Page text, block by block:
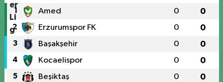
1 Amed 0 0
2 Erzurumspor FK 0 0
3 Başakşehir 0 0
4 Kocaelispor 0 0
5 Beşiktaş 0 0